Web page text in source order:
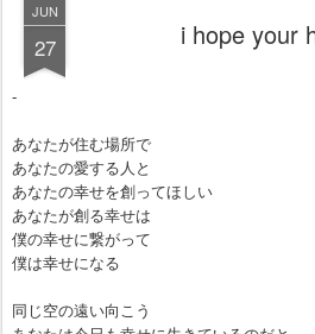
JUN
27 i hope your
-
あなたが住む場所で
あなたの愛する人と
あなたの幸せを創ってほしい
あなたが創る幸せは
僕の幸せに繋がって
僕は幸せになる
同じ空の遠い向こう